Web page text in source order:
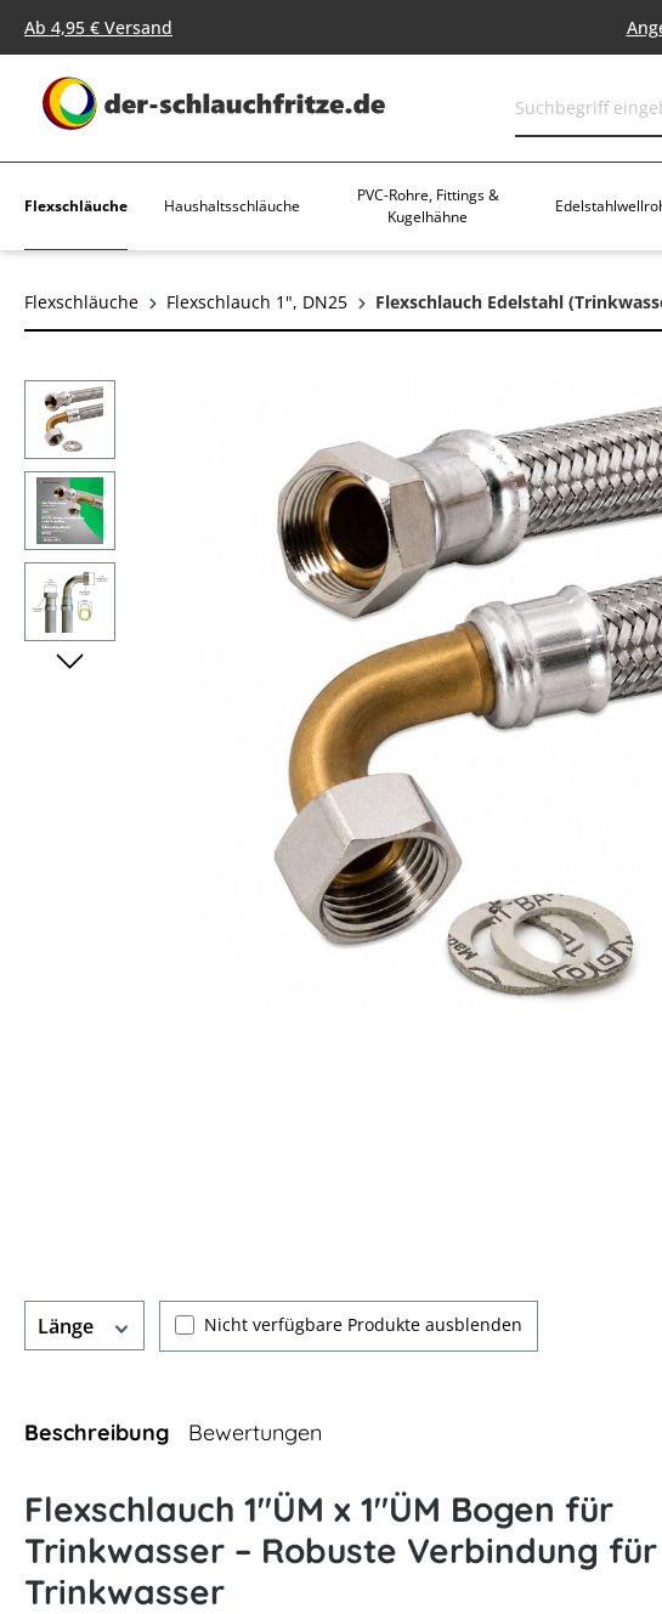
Zur Hauptnavigation springen
Ab 4,95 € Versand
Flexschläuche Haushaltsschläuche
PVC-Rohre, Fittings &
Kugelhähne
Flexschläuche Flexschlauch 1", DN25 Flexschlauch Edelstahl
Bildergalerie überspringen
Länge Nicht verfügbare Produkte ausblenden
Beschreibung Bewertungen
Flexschlauch 1"ÜM x 1"ÜM Bogen für
Trinkwasser – Robuste Verbindung für
Trinkwasser